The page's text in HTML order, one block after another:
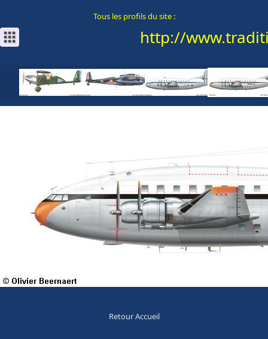
Tous les profils du site :
http://
Retour Accueil